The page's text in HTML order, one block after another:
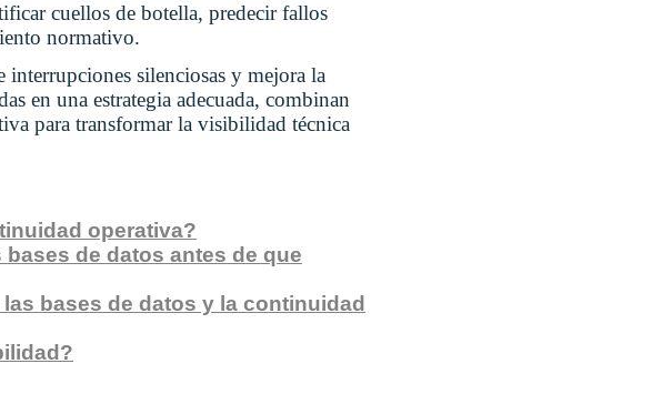
cuellos de botella, predecir fallos
normativo.
silenciosas y mejora la
en una estrategia adecuada, combinan
para transformar la visibilidad técnica
operativa?
de datos antes de que
bases de datos y la continuidad